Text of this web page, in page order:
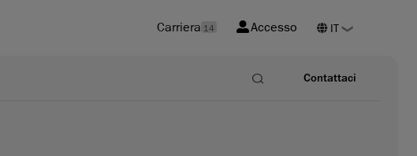
Carriera 14 Accesso
Contattaci